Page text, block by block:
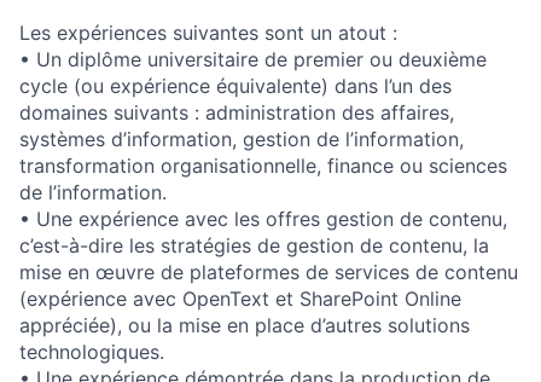
Les expériences suivantes sont un atout :
• Un diplôme universitaire de premier ou deuxième
cycle (ou expérience équivalente) dans l’un des
domaines suivants : administration des affaires,
systèmes d’information, gestion de l’information,
transformation organisationnelle, finance ou sciences
de l’information.
• Une expérience avec les offres gestion de contenu,
c’est-à-dire les stratégies de gestion de contenu, la
mise en œuvre de plateformes de services de contenu
(expérience avec OpenText et SharePoint Online
appréciée), ou la mise en place d’autres solutions
technologiques.